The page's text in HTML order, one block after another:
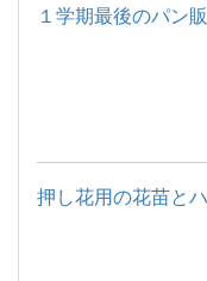
１学期最後のパン
押し花用の花苗と